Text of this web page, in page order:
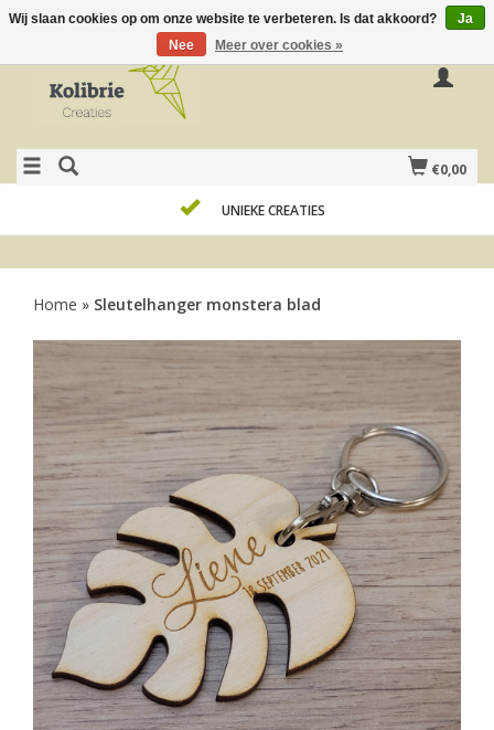
€0,00
UNIEKE CREATIES
Home » Sleutelhanger monstera blad
Wij slaan cookies op om onze website te verbeteren. Is dat akkoord?
Ja
Nee
Meer over cookies »